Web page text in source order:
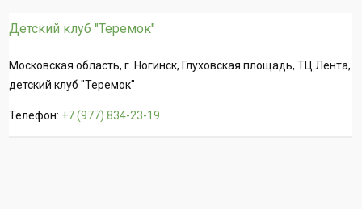
Детский клуб "Теремок"
Московская область, г. Ногинск, Глуховская площадь, ТЦ Лента,
детский клуб "Теремок"
Телефон: +7 (977) 834-23-19